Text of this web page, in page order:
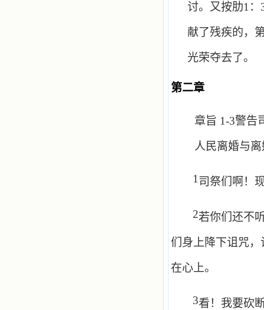
讨。又按肋1 ：
献了残疾的，
光荣夺去了。
第二章
章旨 1-3警告
人民离婚与
1 司祭们啊！
2若你们还不
们身上降下诅咒
在心上。
3看！我要砍